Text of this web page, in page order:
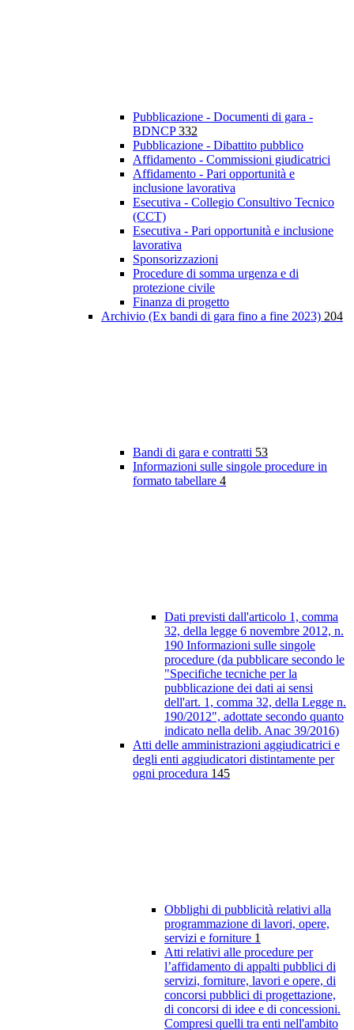
Pubblicazione - Documenti di gara -
BDNCP332
Pubblicazione - Dibattito pubblico
Affidamento - Commissioni giudicatrici
Affidamento - Pari opportunità e
inclusione lavorativa
Esecutiva - Collegio Consultivo Tecnico
(CCT)
Esecutiva - Pari opportunità e inclusione
lavorativa
Sponsorizzazioni
Procedure di somma urgenza e di
protezione civile
Finanza di progetto
Archivio (Ex bandi di gara fino a fine 2023) 204
Bandi di gara e contratti 53
Informazioni sulle singole procedure in
formato tabellare 4
Dati previsti dall'articolo 1, comma
32, della legge 6 novembre 2012, n.
190 Informazioni sulle singole
procedure (da pubblicare secondo le
"Specifiche tecniche per la
pubblicazione dei dati ai sensi
dell'art. 1, comma 32, della Legge n.
190/2012", adottate secondo quanto
indicato nella delib. Anac 39/2016)
Atti delle amministrazioni aggiudicatrici e
degli enti aggiudicatori distintamente per
ogni procedura 145
Obblighi di pubblicità relativi alla
programmazione di lavori, opere,
servizi e forniture 1
Atti relativi alle procedure per
l’affidamento di appalti pubblici di
servizi, forniture, lavori e opere, di
concorsi pubblici di progettazione,
di concorsi di idee e di concessioni.
Compresi quelli tra enti nell'ambito